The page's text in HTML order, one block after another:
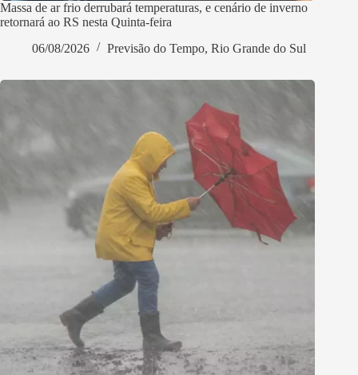
Massa de ar frio derrubará temperaturas, e cenário de inverno
retornará ao RS nesta Quinta-feira
06/08/2026
Previsão do Tempo, Rio Grande do Sul